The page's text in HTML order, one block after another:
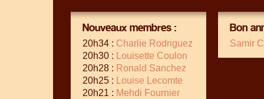
Nouveaux membres :
20h34 : Charlie Rodriguez
20h30 :
Louisette Coulon
20h28 : Ronald Sanchez
20h25 :
Louise Lecomte
20h21 : Mehdi Fournier
Bon
Samir